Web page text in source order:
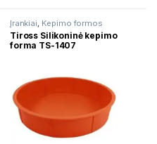
Įrankiai Kepimo formos
Tiross Silikoninė kepimo
forma TS-1407